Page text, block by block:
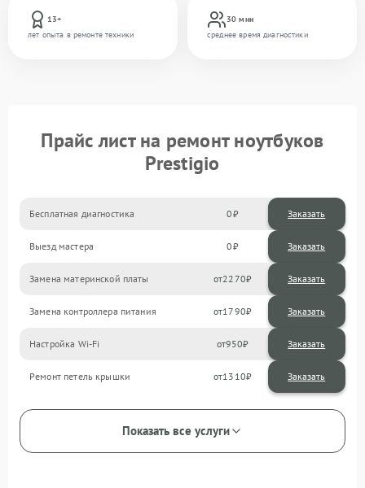
13+
лет опыта в ремонте техники
30 мин
среднее время диагностики
Прайс лист на ремонт ноутбуков
Prestigio
Бесплатная диагностика 0 Заказать
Выезд мастера 0 Заказать
Замена материнской платы 2270
Замена контроллера питания 1790
Настройка Wi-Fi 950
Ремонт петель крышки 1310
Показать все услуги